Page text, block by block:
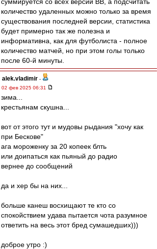
количество удаленных можно только за время
существования последней версии, статистика
будет примерно так же полезна и
информативна, как для футболиста - полное
количество матчей, но при этом голы только
после 60-й минуты.
alek.vladimir -
02 фев 2025 06:31
зима...
крестьянам скушна...
вот от этого тут и мудовы рыдания "хочу как
при Бескове"
ага мороженку за 20 копеек блть
или доипаться как пьяный до радио
вернее до сообщений
да и хер бы на них...
больше канеш восхищают те кто со
спокойствием удава пытается чота разумное
ответить на весь этот бред сумашедших)))
доброе утро :)